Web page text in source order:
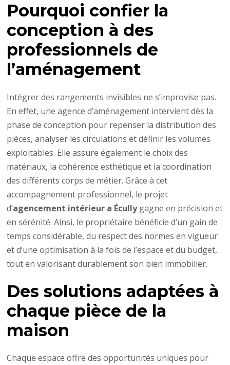
Pourquoi confier la
conception à des
professionnels de
l’aménagement
Intégrer des rangements invisibles ne s’improvise pas.
En effet, une agence d’aménagement intervient dès la
phase de conception pour repenser la distribution des
pièces, analyser les circulations et définir les volumes
exploitables. Elle assure également le choix des
matériaux, la cohérence esthétique et la coordination
des différents corps de métier. Grâce à cet
accompagnement professionnel, le projet
d’agencement intérieur a Écullygagne en précision et
en sérénité. Ainsi, le propriétaire bénéficie d’un gain de
temps considérable, du respect des normes en vigueur
et d’une optimisation à la fois de l’espace et du budget,
tout en valorisant durablement son bien immobilier.
Des solutions adaptées à
chaque pièce de la
maison
Chaque espace offre des opportunités uniques pour